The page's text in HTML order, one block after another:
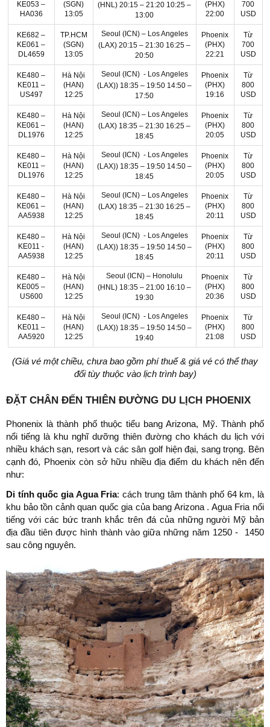
KE053 –
HA036
(SGN)
13:05
(HNL) 20:15 – 21:20 10:25 –
13:00
(PHX)
22:00
700
USD
KE682 –
KE061 –
DL4659
TP.HCM
(SGN)
13:05
Seoul (ICN) – Los Angeles
(LAX) 20:15 – 21:30 16:25 –
20:50
Phoenix
(PHX)
22:21
Từ
700
USD
KE480 –
KE011 –
US497
Hà Nội
(HAN)
12:25
Seoul (ICN) - Los Angeles
(LAX)) 18:35 – 19:50 14:50 –
17:50
Phoenix
(PHX)
19:16
Từ
800
USD
KE480 –
KE061 –
DL1976
Hà Nội
(HAN)
12:25
Seoul (ICN) – Los Angeles
(LAX) 18:35 – 21:30 16:25 –
18:45
Phoenix
(PHX)
20:05
Từ
800
USD
KE480 –
KE011 –
DL1976
Hà Nội
(HAN)
12:25
Seoul (ICN) - Los Angeles
(LAX)) 18:35 – 19:50 14:50 –
18:45
Phoenix
(PHX)
20:05
Từ
800
USD
KE480 –
KE061 –
AA5938
Hà Nội
(HAN)
12:25
Seoul (ICN) – Los Angeles
(LAX) 18:35 – 21:30 16:25 –
18:45
Phoenix
(PHX)
20:11
Từ
800
USD
KE480 –
KE011 -
AA5938
Hà Nội
(HAN)
12:25
Seoul (ICN) - Los Angeles
(LAX)) 18:35 – 19:50 14:50 –
18:45
Phoenix
(PHX)
20:11
Từ
800
USD
KE480 –
KE005 –
US600
Hà Nội
(HAN)
12:25
Seoul (ICN) – Honolulu
(HNL) 18:35 – 21:00 16:10 –
19:30
Phoenix
(PHX)
20:36
Từ
800
USD
KE480 –
KE011 –
AA5920
Hà Nội
(HAN)
12:25
Seoul (ICN) - Los Angeles
(LAX)) 18:35 – 19:50 14:50 –
19:40
Phoenix
(PHX)
21:08
Từ
800
USD
(Giá vé một chiều, chưa bao gồm phí thuế & giá vé có thể thay
đổi tùy thuộc vào lịch trình bay)
ĐẶT CHÂN ĐẾN THIÊN ĐƯỜNG DU LỊCH PHOENIX
Phonenix là thành phố thuộc tiểu bang Arizona, Mỹ. Thành phố
nổi tiếng là khu nghĩ dưỡng thiên đường cho khách du lịch với
nhiều khách sạn, resort và các sân golf hiện đại, sang trọng. Bên
cạnh đó, Phoenix còn sở hữu nhiều địa điểm du khách nên đến
như:
Di tính quốc gia Agua Fria: cách trung tâm thành phố 64 km, là
khu bảo tồn cảnh quan quốc gia của bang Arizona . Agua Fria nổi
tiếng với các bức tranh khắc trên đá của những người Mỹ bản
địa đầu tiên được hình thành vào giữa những năm 1250 - 1450
sau công nguyên.